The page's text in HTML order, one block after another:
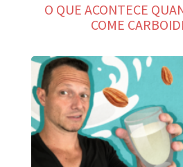
O QUE ACONTECE
COME